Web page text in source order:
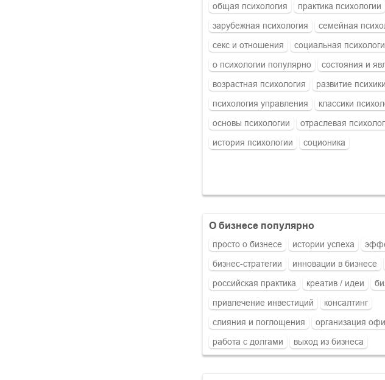
общая психология
практика психологии
зарубежная психология
семейная
секс и отношения
социальная
о психологии популярно
состояния и
возрастная психология
развитие психики
психология управления
классики
основы психологии
отраслевая
история психологии
соционика
о бизнесе популярно
просто о бизнесе истории успеха
бизнес-стратегии
инновации в бизнесе
российская практика
креатив / идеи
привлечение инвестиций
консалтинг
слияния и поглощения
организация
работа с долгами
выход из бизнеса